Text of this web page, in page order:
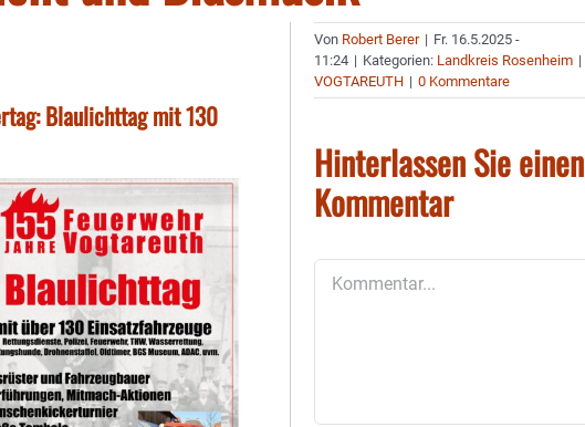
Blaulichttag mit 130
Von Robert Berer | Fr. 16.5.2025 -
11:24 | Kategorien: Landkreis Rosenheim |
VOGTAREUTH | 0 Kommentare
Hinterlassen Sie einen
Kommentar